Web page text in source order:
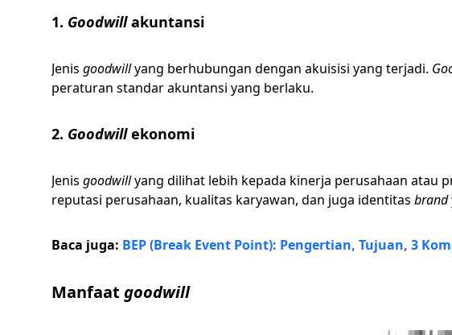
1. Goodwillakuntansi
Jenis goodwillyang berhubungan dengan akuisisi yang terjadi.
peraturan standar akuntansi yang berlaku.
2. Goodwillekonomi
Jenis goodwillyang dilihat lebih kepada kinerja perusahaan atau
reputasi perusahaan, kualitas karyawan, dan juga identitas brand
Baca juga: BEP (Break Event Point): Pengertian, Tujuan, 3
Manfaat goodwill